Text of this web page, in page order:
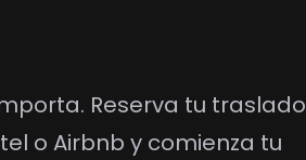
Reserva tu traslado
o Airbnb y comienza tu